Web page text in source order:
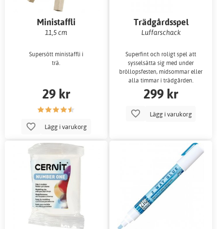
Ministaffli
11,5 cm
Supersött ministaffli i
trä.
29 kr
Lägg i varukorg
Trädgårdsspel
Luffarschack
Superfint och roligt spel att
sysselsätta sig med under
bröllopsfesten, midsommar eller
alla timmar i trädgården.
299 kr
Lägg i varukorg